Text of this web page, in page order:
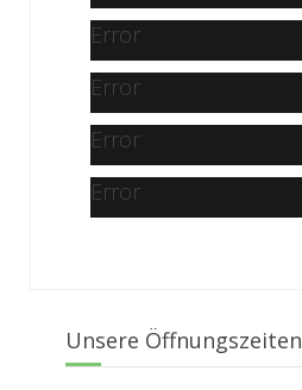
Error
Error
Error
Error
Unsere Öffnungszeiten